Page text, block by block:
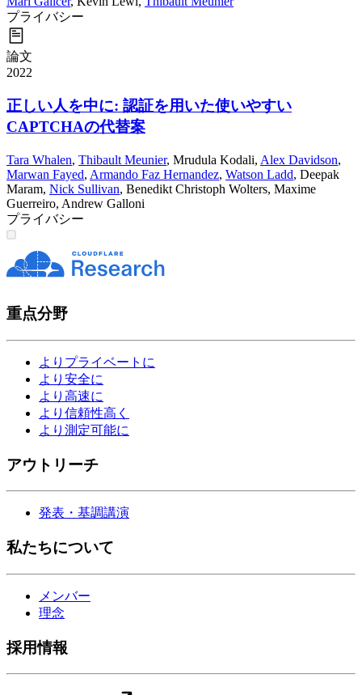
プライバシー
論文
2022
正しい人を中に: 認証を用いた使いやすい
CAPTCHAの代替案
Tara Whalen, Thibault Meunier, Mrudula Kodali, Alex Davidson,
Marwan Fayed, Armando Faz Hernandez, Watson Ladd, Deepak
Maram, Nick Sullivan, Benedikt Christoph Wolters, Maxime
Guerreiro, Andrew Galloni
プライバシー
重点分野
よりプライベートに
より安全に
より高速に
より信頼性高く
より測定可能に
アウトリーチ
発表・基調講演
私たちについて
メンバー
理念
採用情報